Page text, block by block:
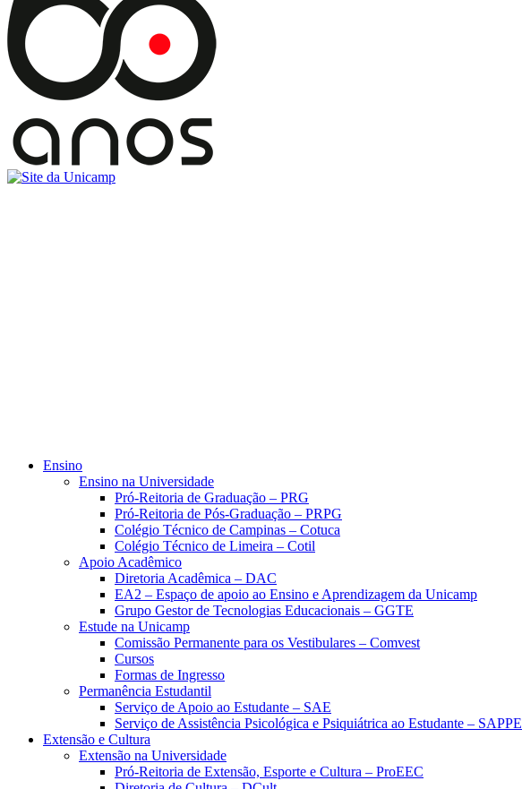
Ensino
Ensino na Universidade
Pró-Reitoria de Graduação – PRG
Pró-Reitoria de Pós-Graduação – PRPG
Colégio Técnico de Campinas – Cotuca
Colégio Técnico de Limeira – Cotil
Apoio Acadêmico
Diretoria Acadêmica – DAC
EA2 – Espaço de apoio ao Ensino e Aprendizagem da Unicamp
Grupo Gestor de Tecnologias Educacionais – GGTE
Estude na Unicamp
Comissão Permanente para os Vestibulares – Comvest
Cursos
Formas de Ingresso
Permanência Estudantil
Serviço de Apoio ao Estudante – SAE
Serviço de Assistência Psicológica e Psiquiátrica ao Estudante – SAPPE
Extensão e Cultura
Extensão na Universidade
Pró-Reitoria de Extensão, Esporte e Cultura – ProEEC